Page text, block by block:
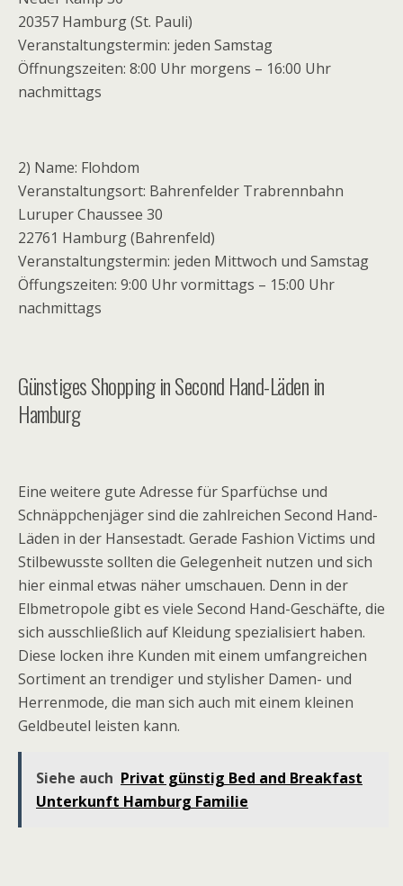
20357 Hamburg (St. Pauli)
Veranstaltungstermin: jeden Samstag
Öffnungszeiten: 8:00 Uhr morgens – 16:00 Uhr
nachmittags
2) Name: Flohdom
Veranstaltungsort: Bahrenfelder Trabrennbahn
Luruper Chaussee 30
22761 Hamburg (Bahrenfeld)
Veranstaltungstermin: jeden Mittwoch und Samstag
Öffungszeiten: 9:00 Uhr vormittags – 15:00 Uhr
nachmittags
Günstiges Shopping in Second Hand-Läden in
Hamburg
Eine weitere gute Adresse für Sparfüchse und
Schnäppchenjäger sind die zahlreichen Second Hand-
Läden in der Hansestadt. Gerade Fashion Victims und
Stilbewusste sollten die Gelegenheit nutzen und sich
hier einmal etwas näher umschauen. Denn in der
Elbmetropole gibt es viele Second Hand-Geschäfte, die
sich ausschließlich auf Kleidung spezialisiert haben.
Diese locken ihre Kunden mit einem umfangreichen
Sortiment an trendiger und stylisher Damen- und
Herrenmode, die man sich auch mit einem kleinen
Geldbeutel leisten kann.
Siehe auch Privat günstig Bed and Breakfast
Unterkunft Hamburg Familie